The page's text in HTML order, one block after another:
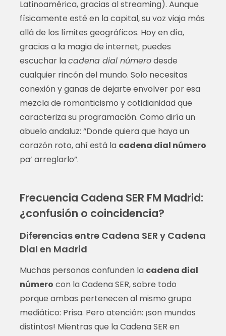
Latinoamérica, gracias al streaming). Aunque
físicamente esté en la capital, su voz viaja más
allá de los límites geográficos. Hoy en día,
gracias a la magia de internet, puedes
escuchar lacadena dial númerodesde
cualquier rincón del mundo. Solo necesitas
conexión y ganas de dejarte envolver por esa
mezcla de romanticismo y cotidianidad que
caracteriza su programación. Como diría un
abuelo andaluz: “Donde quiera que haya un
corazón roto, ahí está la cadena dial número
pa’ arreglarlo”.
Frecuencia Cadena SER FM Madrid:
¿confusión o coincidencia?
Diferencias entre Cadena SER y Cadena
Dial en Madrid
Muchas personas confunden la cadena dial
número con la Cadena SER, sobre todo
porque ambas pertenecen al mismo grupo
mediático: Prisa. Pero atención: ¡son mundos
distintos! Mientras que la Cadena SER en